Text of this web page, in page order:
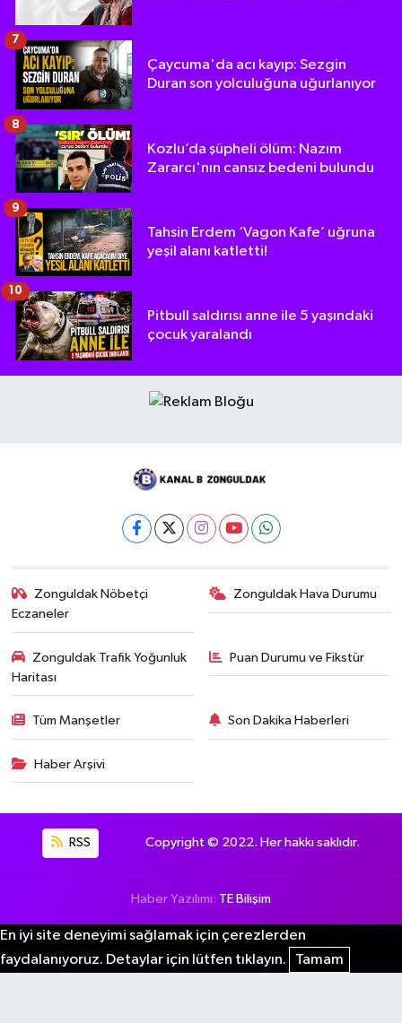
Çaycuma'da acı kayıp: Sezgin
Duran son yolculuğuna uğurlanıyor
7
Kozlu’da şüpheli ölüm: Nazım
Zararcı'nın cansız bedeni bulundu
8
Tahsin Erdem ‘Vagon Kafe’ uğruna
yeşil alanı katletti!
9
Pitbull saldırısı anne ile 5 yaşındaki
çocuk yaralandı
10
Zonguldak Nöbetçi
Eczaneler
Zonguldak Hava Durumu
Zonguldak Trafik Yoğunluk
Haritası
Puan Durumu ve Fikstür
Tüm Manşetler Son Dakika Haberleri
Haber Arşivi
RSS Copyright © 2022. Her hakkı saklıdır.
Haber Yazılımı: TE Bilişim
En iyi site deneyimi sağlamak için çerezlerden
faydalanıyoruz. Detaylar için lütfen tıklayın.
Tamam